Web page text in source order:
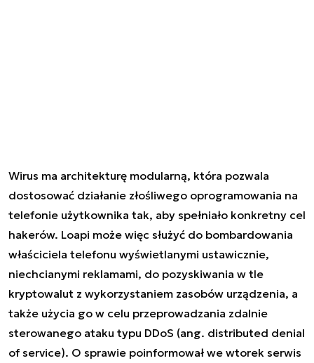
Wirus ma architekturę modularną, która pozwala
dostosować działanie złośliwego oprogramowania na
telefonie użytkownika tak, aby spełniało konkretny cel
hakerów. Loapi może więc służyć do bombardowania
właściciela telefonu wyświetlanymi ustawicznie,
niechcianymi reklamami, do pozyskiwania w tle
kryptowalut z wykorzystaniem zasobów urządzenia, a
także użycia go w celu przeprowadzania zdalnie
sterowanego ataku typu DDoS (ang. distributed denial
of service). O sprawie poinformował we wtorek serwis